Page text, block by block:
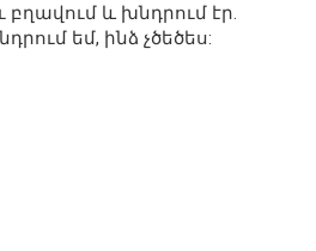
բղավում և խնդրում էր.
եմ, ինձ չծեծես: